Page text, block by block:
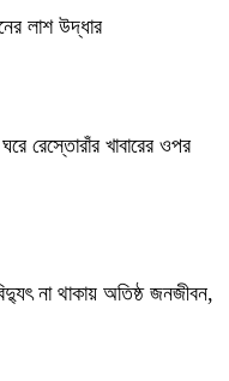
লাশ উদ্ধার
রেস্তোরাঁর খাবারের ওপর
না থাকায় অতিষ্ঠ জনজীবন,